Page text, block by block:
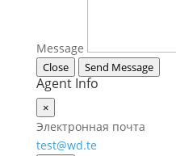
Message
Close Send Message
Agent Info
×
Электронная почта
test@wd.te